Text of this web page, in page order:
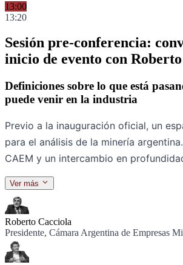
13:00
13:20
Sesión pre-conferencia:
inicio de evento con
Definiciones sobre lo que está
puede venir en la industria
Previo a la inauguración oficial, un
para el análisis de la minería
CAEM y un intercambio en
Ver más
Ponentes
Roberto Cacciola
Presidente, Cámara Argentina de Empresas